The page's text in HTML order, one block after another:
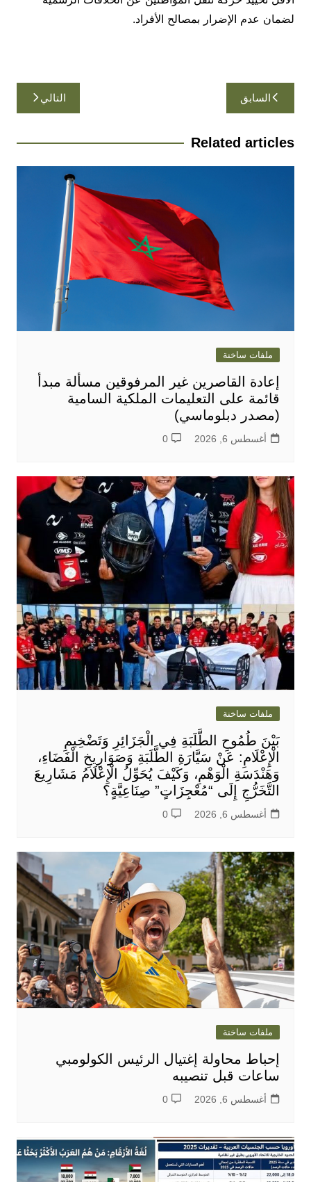
لضمان عدم الإضرار بمصالح الأفراد.
تصفّح
المقالات
السابق التالي
Related articles
ملفات ساخنة
إعادة القاصرين غير المرفوقين مسألة مبدأ
قائمة على التعليمات الملكية السامية
(مصدر دبلوماسي)
أغسطس 6, 2026 0
ملفات ساخنة
بَيْنَ طُمُوحِ الطَّلَبَةِ فِي الْجَزَائِرِ وَتَضْخِيمِ
الْإِعْلَامِ: عَنْ سَيَّارَةِ الطَّلَبَةِ وَصَوَارِيخِ الْفَضَاءِ،
وَهَنْدَسَةِ الْوَهْمِ، وَكَيْفَ يُحَوِّلُ الْإِعْلَامُ مَشَارِيعَ
التَّخَرُّجِ إِلَى “مُعْجِزَاتٍ” صِنَاعِيَّةٍ؟
أغسطس 6, 2026 0
ملفات ساخنة
إحباط محاولة إغتيال الرئيس الكولومبي
ساعات قبل تنصيبه
أغسطس 6, 2026 0